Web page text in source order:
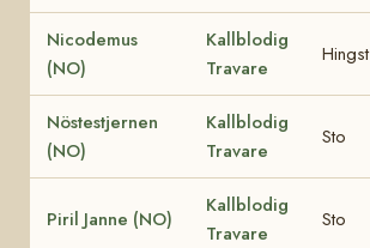
Nicodemus
(NO)
Kallblodig
Travare
Hingst
Nöstestjernen
(NO)
Kallblodig
Travare
Sto
Piril Janne (NO)
Kallblodig
Travare
Sto